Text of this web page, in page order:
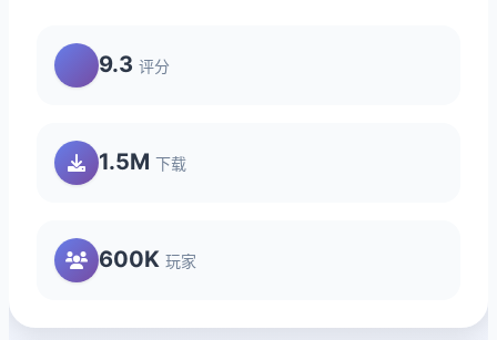
9.3 评分
1.5M 下载
600K 玩家